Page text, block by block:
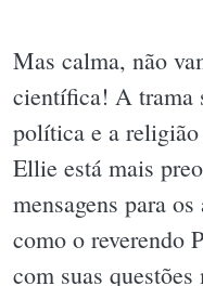
Mas calma, não
científica! A trama
política e a religião
Ellie está mais
mensagens para
como o reverendo
com suas